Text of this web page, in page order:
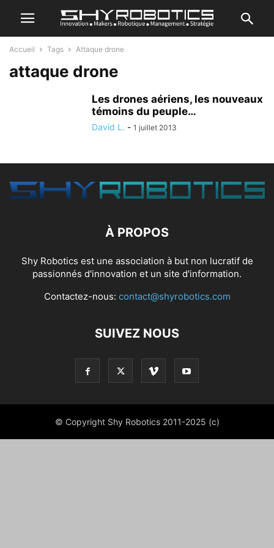
Accueil Tags Attaque drone
attaque drone
Les drones aériens, les nouveaux
témoins du peuple…
David L. - 1 juillet 2013
À PROPOS
Shy Robotics est une association à but non lucratif de
passionnés d'innovation et un site d'information.
Contactez-nous: contact@shyrobotics.com
SUIVEZ NOUS
© Copyright Shy Robotics 2011-2025 (c)